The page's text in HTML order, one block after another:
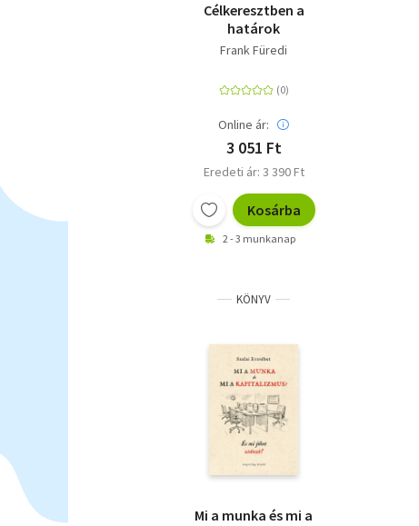
Célkeresztben a
határok
Frank Füredi
Online ár:
3 051 Ft
Eredeti ár: 3 390 Ft
Kosárba
2 - 3 munkanap
KÖNYV
Mi a munka és mi a